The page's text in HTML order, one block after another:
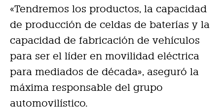
«Tendremos los productos, la capacidad
de producción de celdas de baterías y la
capacidad de fabricación de vehículos
para ser el líder en movilidad eléctrica
para mediados de década», aseguró la
máxima responsable del grupo
automovilístico.